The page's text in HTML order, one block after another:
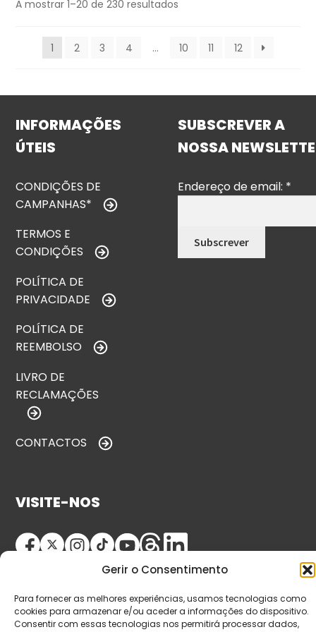
Gerir o Consentimento
Para fornecer as melhores experiências, usamos tecnologias como
cookies para armazenar e/ou aceder a informações do dispositivo.
Consentir com essas tecnologias nos permitirá processar dados,
A mostrar 1–20 de 230 resultados
1 2 3 4 … 10 11 12
INFORMAÇÕES
ÚTEIS
CONDIÇÕES DE
CAMPANHAS*
TERMOS E
CONDIÇÕES
POLÍTICA DE
PRIVACIDADE
POLÍTICA DE
REEMBOLSO
LIVRO DE
RECLAMAÇÕES
CONTACTOS
SUBSCREVER A
NOSSA
Endereço de email: *
VISITE-NOS